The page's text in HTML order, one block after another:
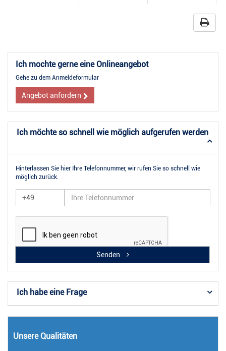
Ich mochte gerne eine Onlineangebot
Gehe zu dem Anmeldeformular
Angebot anfordern
Ich möchte so schnell wie möglich aufgerufen werden
Hinterlassen Sie hier Ihre Telefonnummer, wir rufen Sie so schnell wie
möglich zurück.
Senden
Ich habe eine Frage
Unsere Qualitäten